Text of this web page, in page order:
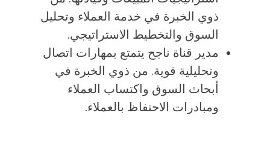
ذوي الخبرة في خدمة العملاء وتحليل
السوق والتخطيط الاستراتيجي.
مدير قناة ناجح يتمتع بمهارات اتصال
وتحليلية قوية. من ذوي الخبرة في
أبحاث السوق واكتساب العملاء
ومبادرات الاحتفاظ بالعملاء.